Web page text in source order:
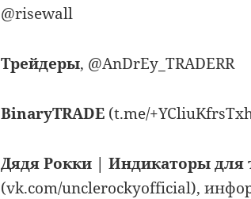
@risewall
Трейдеры, @AnDrEy_TRADERR
BinaryTRADE (t.me/
Дядя Рокки | Индикаторы для
(vk.com/unclerockyofficial),